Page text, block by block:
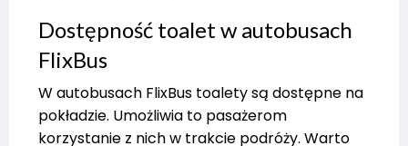
Dostępność toalet w autobusach
FlixBus
W autobusach FlixBus toalety są dostępne na
pokładzie. Umożliwia to pasażerom
korzystanie z nich w trakcie podróży. Warto